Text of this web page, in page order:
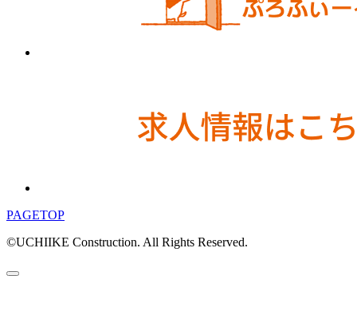
PAGETOP
©UCHIIKE Construction. All Rights Reserved.